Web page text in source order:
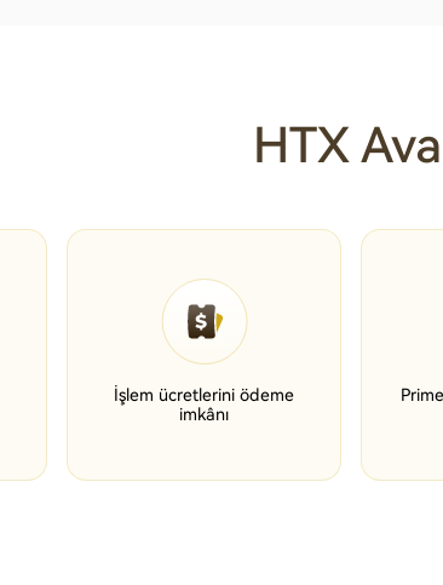
HTX
İşlem ücretlerini ödeme
imkânı